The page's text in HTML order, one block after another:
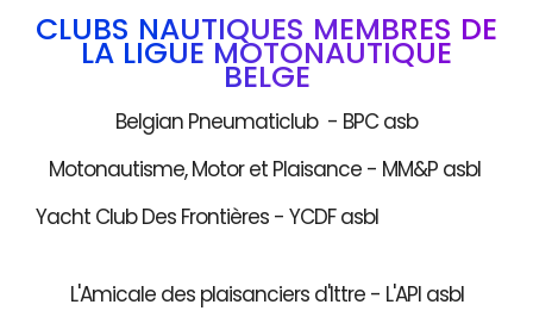
CLUBS NAUTIQUES MEMBRES DE
LA LIGUE MOTONAUTIQUE
BELGE
Belgian Pneumaticlub - BPC asb
Motonautisme, Motor et Plaisance - MM&P asbl
Yacht Club Des Frontières - YCDF asbl
L'Amicale des plaisanciers d'Ittre - L'API asbl